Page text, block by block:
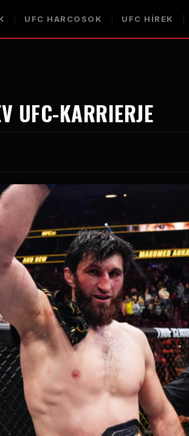
UFC HARCOSOK UFC HÍREK
UFC-KARRIERJE